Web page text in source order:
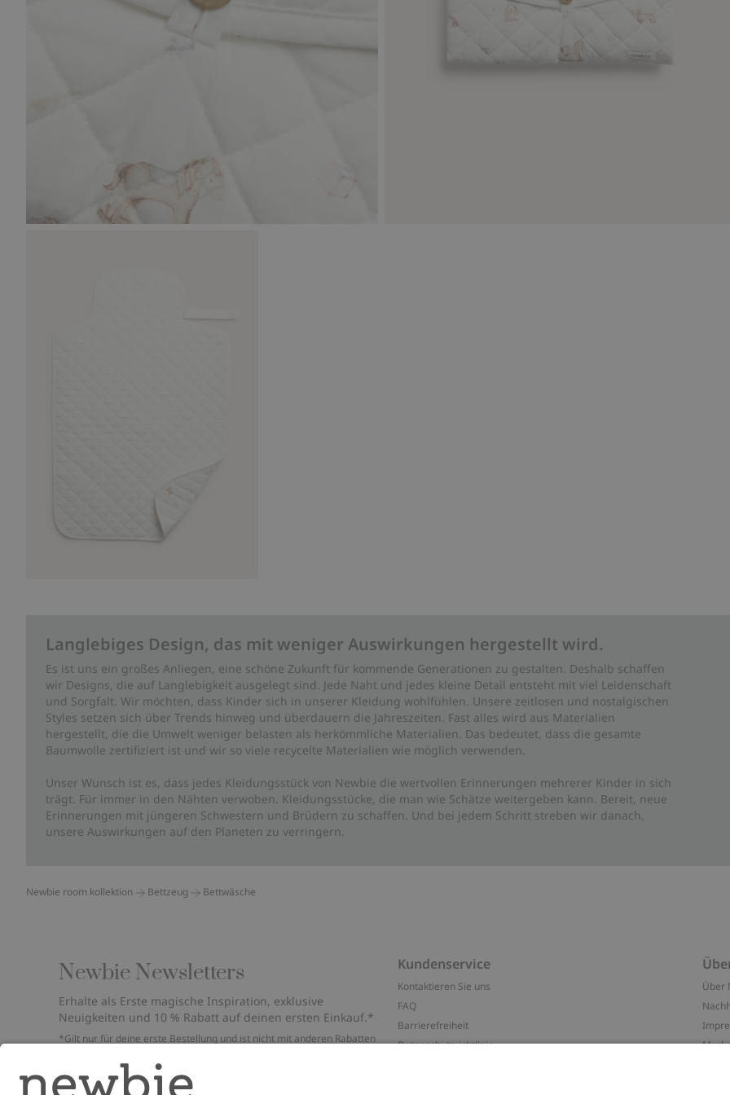
Langlebiges Design, das mit weniger Auswirkungen hergestellt wird.
Es ist uns ein großes Anliegen, eine schöne Zukunft für kommende Generationen zu gestalten. Deshalb schaffen
wir Designs, die auf Langlebigkeit ausgelegt sind. Jede Naht und jedes kleine Detail entsteht mit viel Leidenschaft
und Sorgfalt. Wir möchten, dass Kinder sich in unserer Kleidung wohlfühlen. Unsere zeitlosen und nostalgischen
Styles setzen sich über Trends hinweg und überdauern die Jahreszeiten. Fast alles wird aus Materialien
hergestellt, die die Umwelt weniger belasten als herkömmliche Materialien. Das bedeutet, dass die gesamte
Baumwolle zertifiziert ist und wir so viele recycelte Materialien wie möglich verwenden.
Unser Wunsch ist es, dass jedes Kleidungsstück von Newbie die wertvollen Erinnerungen mehrerer Kinder in sich
trägt. Für immer in den Nähten verwoben. Kleidungsstücke, die man wie Schätze weitergeben kann. Bereit, neue
Erinnerungen mit jüngeren Schwestern und Brüdern zu schaffen. Und bei jedem Schritt streben wir danach,
unsere Auswirkungen auf den Planeten zu verringern.
Newbie room kollektion Bettzeug Bettwäsche
Newbie Newsletters
Erhalte als Erste magische Inspiration, exklusive
Neuigkeiten und 10 % Rabatt auf deinen ersten Einkauf.*
*Gilt nur für deine erste Bestellung und ist nicht mit anderen Rabatten
überprüfe deinen Spam-Ordner. Lies unsere
FAQ & Cookie-Richtlinie
Kundenservice
Kontaktieren Sie uns
FAQ
Barrierefreiheit
Datenschutzrichtlinie
Über